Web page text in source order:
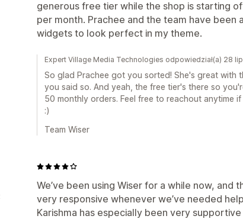
generous free tier while the shop is starting
per month. Prachee and the team have been
widgets to look perfect in my theme.
Expert Village Media Technologies odpowiedział(a) 28
So glad Prachee got you sorted! She's great with
you said so. And yeah, the free tier's there so
50 monthly orders. Feel free to reachout anytime
:)
Team Wiser
We’ve been using Wiser for a while now, and
very responsive whenever we’ve needed
Karishma has especially been very